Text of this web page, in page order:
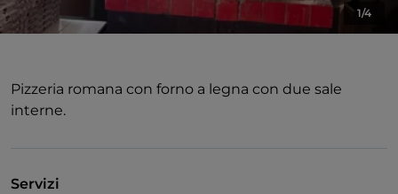
1/4
Pizzeria romana con forno a legna con due sale
interne.
Servizi